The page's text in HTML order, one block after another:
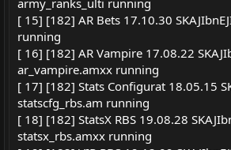
army_ranks_ulti running
[ 15] [182] AR Bets 17.10.30
running
[ 16] [182] AR Vampire 17.08.22
ar_vampire.amxx running
[ 17] [182] Stats Configurat 18.05.15
statscfg_rbs.am running
[ 18] [182] StatsX RBS 19.08.28
statsx_rbs.amxx running